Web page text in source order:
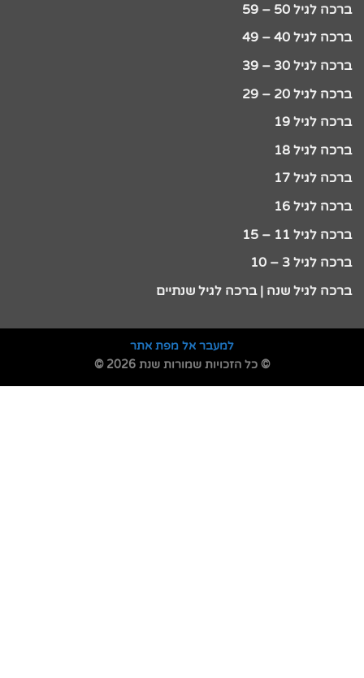
ברכה לגיל 50 – 59
ברכה לגיל 40 – 49
ברכה לגיל 30 – 39
ברכה לגיל 20 – 29
ברכה לגיל 19
ברכה לגיל 18
ברכה לגיל 17
ברכה לגיל 16
ברכה לגיל 11 – 15
ברכה לגיל 3 – 10
ברכה לגיל שנה | ברכה לגיל שנתיים
למעבר אל מפת אתר
© כל הזכויות שמורות שנת 2026 ©